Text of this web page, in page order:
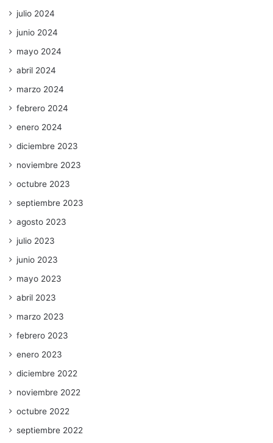
julio 2024
junio 2024
mayo 2024
abril 2024
marzo 2024
febrero 2024
enero 2024
diciembre 2023
noviembre 2023
octubre 2023
septiembre 2023
agosto 2023
julio 2023
junio 2023
mayo 2023
abril 2023
marzo 2023
febrero 2023
enero 2023
diciembre 2022
noviembre 2022
octubre 2022
septiembre 2022